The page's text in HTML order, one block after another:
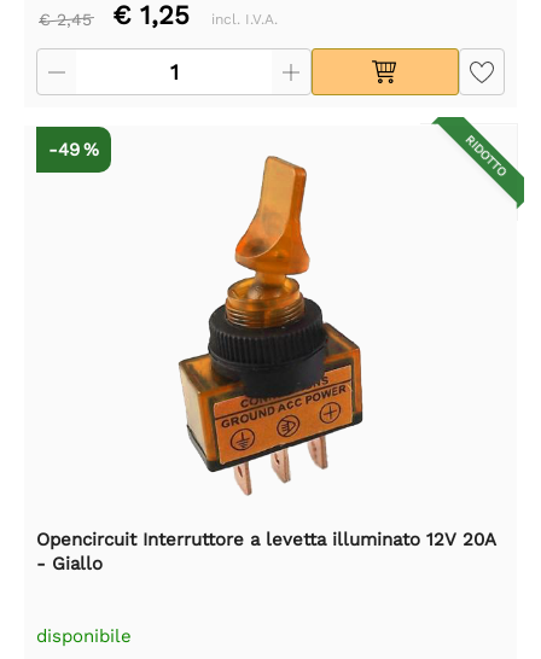
€ 2,45 € 1,25 incl. I.V.A.
RIDOTTO
-49 %
Opencircuit Interruttore a levetta illuminato 12V 20A
- Giallo
disponibile